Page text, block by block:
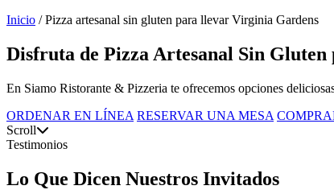
Inicio / Pizza artesanal sin gluten para llevar Virginia Gardens
Disfruta de Pizza Artesanal Sin
En Siamo Ristorante & Pizzeria te ofrecemos opciones
ORDENAR EN LÍNEA RESERVAR UNA MESA
Scroll
Testimonios
Lo Que Dicen Nuestros Invitados